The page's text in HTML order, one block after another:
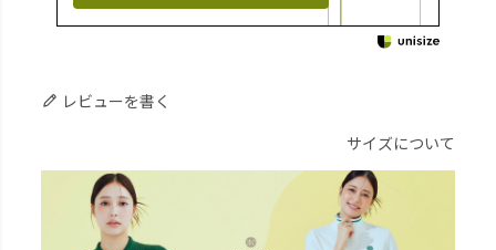
レビューを書く
サイズについて